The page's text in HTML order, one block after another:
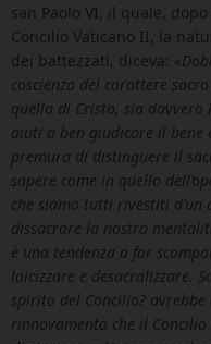
san Paolo VI, il quale,
Concilio Vaticano II, la
dei battezzati, diceva: «
coscienza del carattere
quella di Cristo, sia davvero
aiuti a ben giudicare il bene
premura di distinguere il
sapere come in quello
che siamo tutti rivestiti
dissacrare la nostra
è una tendenza a far
laicizzare e desacralizzare.
spirito del Concilio?
rinnovamento che il